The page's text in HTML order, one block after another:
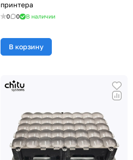
принтера
0 0 В наличии
В корзину